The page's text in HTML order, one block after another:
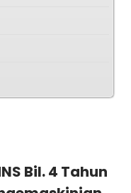
Bil. 4 Tahun